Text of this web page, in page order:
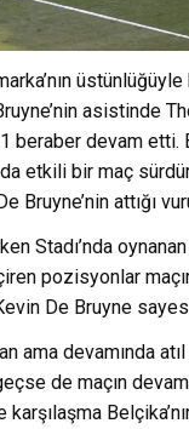
asistinde
beraber devam etti.
etkili bir maç
Bruyne’nin attığı
Stadı’nda
pozisyonlar
De Bruyne
ama devamında
de maçın
karşılaşma